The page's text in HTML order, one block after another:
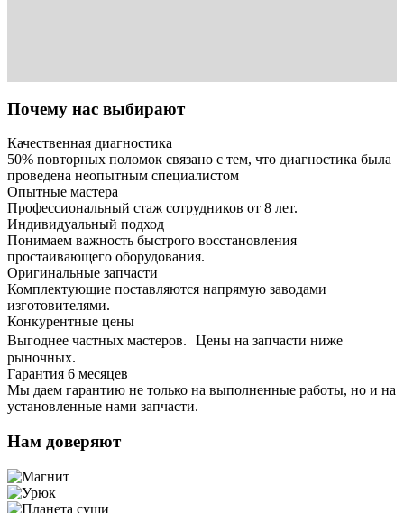
Почему нас выбирают
Качественная диагностика
50% повторных поломок связано с тем, что диагностика была
проведена неопытным специалистом
Опытные мастера
Профессиональный стаж сотрудников от 8 лет.
Индивидуальный подход
Понимаем важность быстрого восстановления
простаивающего оборудования.
Оригинальные запчасти
Комплектующие поставляются напрямую заводами
изготовителями.
Конкурентные цены
Выгоднее частных мастеров. Цены на запчасти ниже
рыночных.
Гарантия 6 месяцев
Мы даем гарантию не только на выполненные работы, но и на
установленные нами запчасти.
Нам доверяют